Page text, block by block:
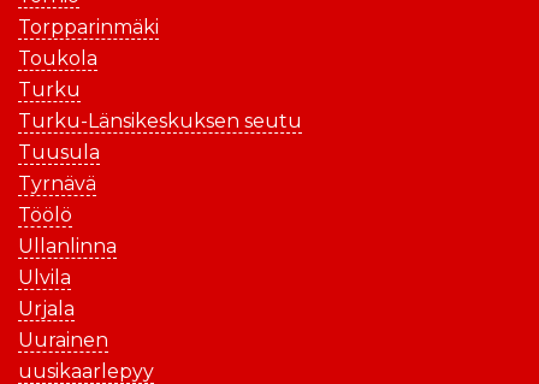
Torpparinmäki
Toukola
Turku
Turku-Länsikeskuksen seutu
Tuusula
Tyrnävä
Töölö
Ullanlinna
Ulvila
Urjala
Uurainen
uusikaarlepyy